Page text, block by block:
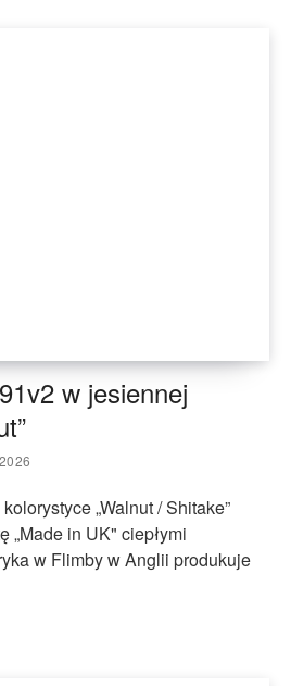
w jesiennej
„Walnut / Shitake”
„Made in UK" ciepłymi
w Flimby w Anglii produkuje